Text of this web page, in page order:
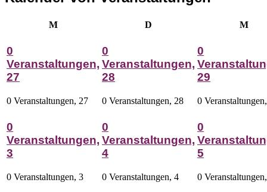
MMontag D M
0
Veranstaltungen,
27
0 Veranstaltungen, 27
0
Veranstaltungen,
28
0 Veranstaltungen, 28
0
29
0
0
Veranstaltungen,
3
0 Veranstaltungen, 3
0
Veranstaltungen,
4
0 Veranstaltungen, 4
0
5
0